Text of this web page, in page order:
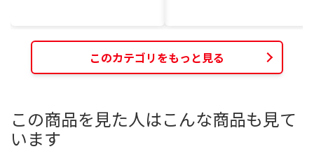
このカテゴリをもっと見る
この商品を見た人はこんな商品も見て
います